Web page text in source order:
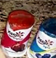
Ne sıklıkta
dünyaya